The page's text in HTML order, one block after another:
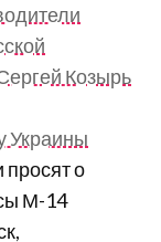
Козырь
Украины
о
М-14